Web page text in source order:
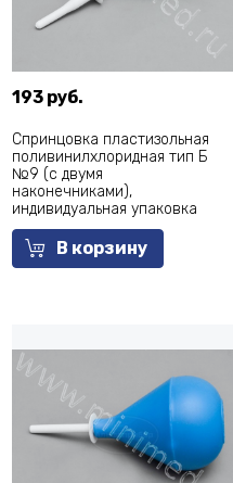
193 руб.
Спринцовка пластизольная
поливинилхлоридная тип Б
№9 (с двумя
наконечниками),
индивидуальная упаковка
В корзину